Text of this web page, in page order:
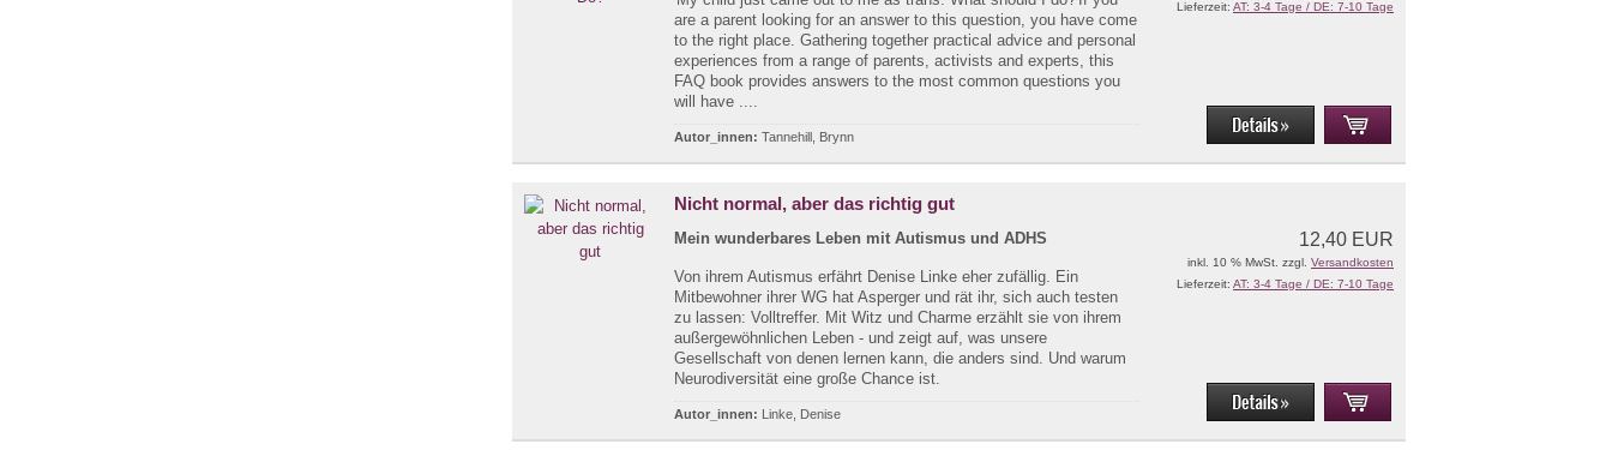
are a parent looking for an answer to this question, you have come
to the right place. Gathering together practical advice and personal
experiences from a range of parents, activists and experts, this
FAQ book provides answers to the most common questions you
will have ....
Autor_innen:Tannehill, Brynn
Lieferzeit: AT: 3-4 Tage / DE: 7-10 Tage
Nicht normal, aber das richtig gut
Mein wunderbares Leben mit Autismus und ADHS
Von ihrem Autismus erfährt Denise Linke eher zufällig. Ein
Mitbewohner ihrer WG hat Asperger und rät ihr, sich auch testen
zu lassen: Volltreffer. Mit Witz und Charme erzählt sie von ihrem
außergewöhnlichen Leben - und zeigt auf, was unsere
Gesellschaft von denen lernen kann, die anders sind. Und warum
Neurodiversität eine große Chance ist.
Autor_innen: Linke, Denise
12,40 EUR
inkl. 10 % MwSt. zzgl. Versandkosten
Lieferzeit: AT: 3-4 Tage / DE: 7-10 Tage